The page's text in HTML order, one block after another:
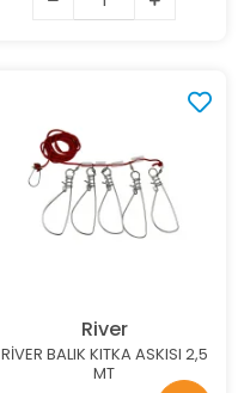
River
RİVER BALIK KITKA ASKISI 2,5
MT